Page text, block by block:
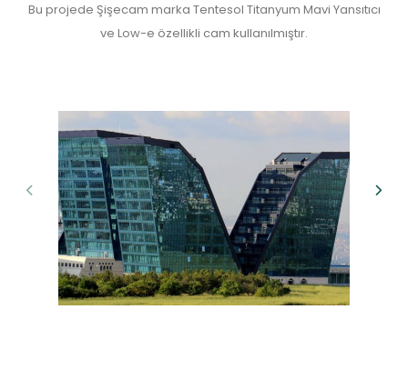
Bu projede Şişecam marka Tentesol Titanyum Mavi Yansıtıcı
ve Low-e özellikli cam kullanılmıştır.